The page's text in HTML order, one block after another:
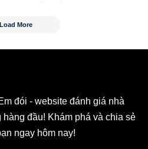
Load More
đói - website đánh giá nhà
đầu! Khám phá và chia sẻ
ngay hôm nay!